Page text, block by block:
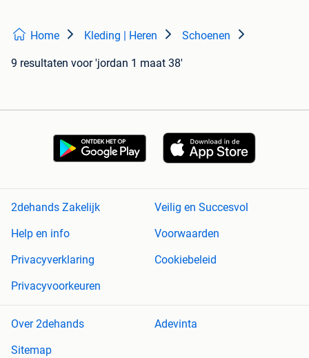
Home Kleding | Heren Schoenen
9 resultaten voor 'jordan 1 maat 38'
2dehands Zakelijk
Veilig en Succesvol
Help en info
Voorwaarden
Privacyverklaring
Cookiebeleid
Privacyvoorkeuren
Over 2dehands
Adevinta
Sitemap